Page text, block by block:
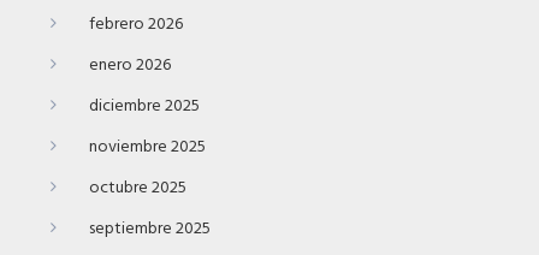
febrero 2026
enero 2026
diciembre 2025
noviembre 2025
octubre 2025
septiembre 2025